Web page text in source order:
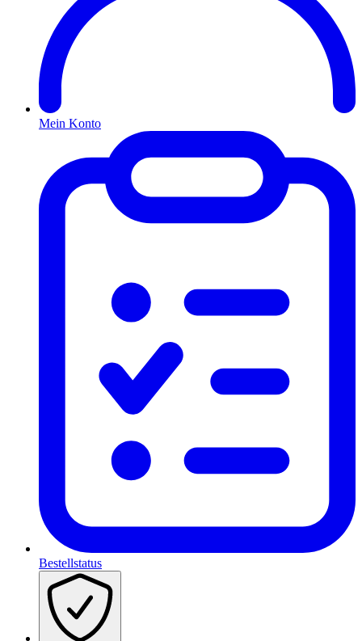
Mein Konto
Bestellstatus